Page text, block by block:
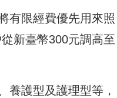
有限經費優先用來照
新臺幣300元調高至
養護型及護理型等，